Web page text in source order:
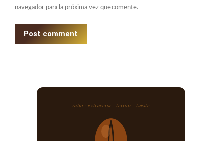
navegador para la próxima vez que comente.
Post comment
ratio · extracción · terroir · tueste